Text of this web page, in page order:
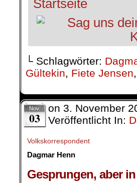
└ Schlagwörter:
Gültekin, Fiete Jensen,
Nov.
03
on 3. November
Veröffentlicht In:
Volkskorrespondent
Dagmar Henn
Gesprungen, aber